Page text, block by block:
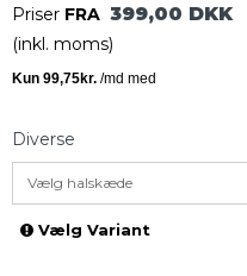
Priser FRA 399,00 DKK
(inkl. moms)
Diverse
Vælg halskæde
Vælg Variant